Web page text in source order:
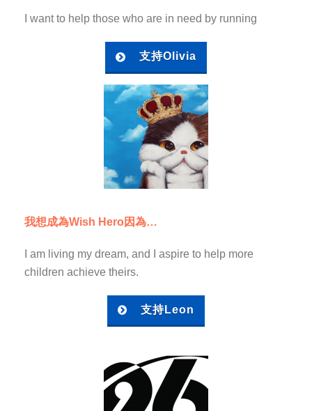
I want to help those who are in need by running
支持Olivia
我想成為Wish Hero因為…
I am living my dream, and I aspire to help more
children achieve theirs.
支持Leon